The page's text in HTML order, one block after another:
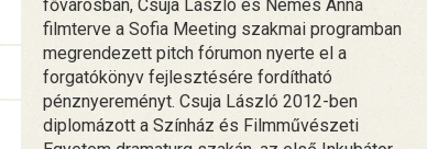
fővárosban, Csuja László és Nemes Anna
filmterve a Sofia Meeting szakmai programban
megrendezett pitch fórumon nyerte el a
forgatókönyv fejlesztésére fordítható
pénznyereményt. Csuja László 2012-ben
diplomázott a Színház és Filmművészeti